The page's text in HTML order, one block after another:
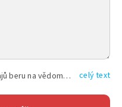
Vyplněním shora uvedených údajů beru na vědomí, že společnost TEXT FACTORY s.r.o., sídlem Brno, Durďákova 336/29, Černá Pole, PSČ: 613 00, IČ: 06157831, zapsané u Krajského soudu v Brně, oddíl C, vložka 100399, bude zpracovávat mé osobní údaje uvedené v rámci mnou vyplněného registračního formuláře na základě oprávněných zájmů TEXT FACTORY s.r.o. dle čl. 6 odst. 1 písm. f) GDPR a pro splnění právních povinností (čl. 6 odst. 1 písm. c) GDPR), a to pro tyto účely: nezbytnost zajistit oprávnění návštěvníka webových stránek provozovaných společností TEXT FACTORY s.r.o. přispívat aktivně ke zveřejněným článkům nebo v rámci diskusních fór a výkon práv TEXT FACTORY s.r.o. jako administrátora těchto diskusních fór. Více informací o zpracování osobních údajů a právech lze nalézt v celý text